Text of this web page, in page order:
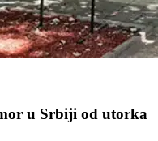
u Srbiji od utorka